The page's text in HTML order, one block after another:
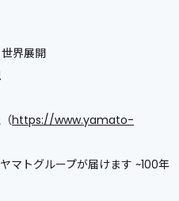
界展開
https://www.yamato-
マトグループが届けます ~100年